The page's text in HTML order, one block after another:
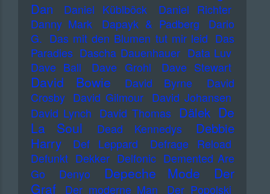
Dan
Daniel Küblböck
Daniel Richter
Danny Mark
Dapayk & Padberg
Dario
G. Das mit den Blumen tut mir leid Das
Paradies Dascha Dauenhauer Data Luv
Dave Ball
Dave Grohl Dave Stewart
David Bowie David Byrne
David
Crosby David Gilmour David Johansen
David Lynch David Thomas Dälek De
La Soul
Dead Kennedys
Debbie
Harry
Def Leppard
Defrage Reload
Defunkt Dekker Delfonic Demented Are
Go
Denyo Depeche Mode
Der
Graf
Der moderne Man
Der Popolski